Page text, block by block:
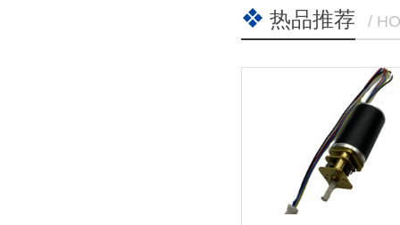
热品推荐 /